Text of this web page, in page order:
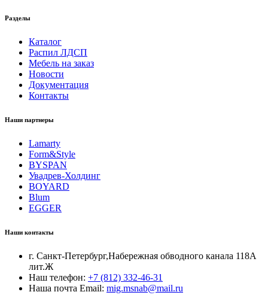
Разделы
Каталог
Распил ЛДСП
Мебель на заказ
Новости
Документация
Контакты
Наши партнеры
Lamarty
Form&Style
BYSPAN
Увадрев-Холдинг
BOYARD
Blum
EGGER
Наши контакты
г. Санкт-Петербург,Набережная обводного канала 118А
лит.Ж
Наш телефон: +7 (812) 332-46-31
Наша почта Email: mig.msnab@mail.ru